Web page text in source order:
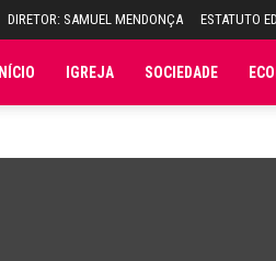
DIRETOR: SAMUEL MENDONÇA ESTATUTO
INÍCIO IGREJA SOCIEDADE